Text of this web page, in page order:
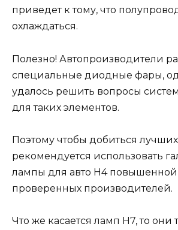
приведет к тому, что
охлаждаться.
Полезно! Автопроизводители
специальные диодные фары,
удалось решить вопросы
для таких элементов.
Поэтому чтобы добиться
рекомендуется использовать
лампы для авто H4 повышенной
проверенных производителей.
Что же касается ламп H7, то они